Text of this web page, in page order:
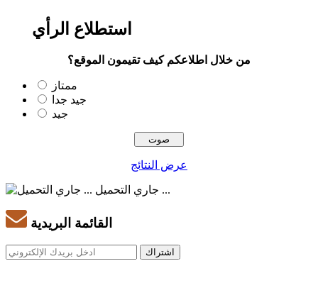
استطلاع الرأي
من خلال اطلاعكم كيف تقيمون الموقع؟
ممتاز
جيد جدا
جيد
عرض النتائج
جاري التحميل ...
القائمة البريدية